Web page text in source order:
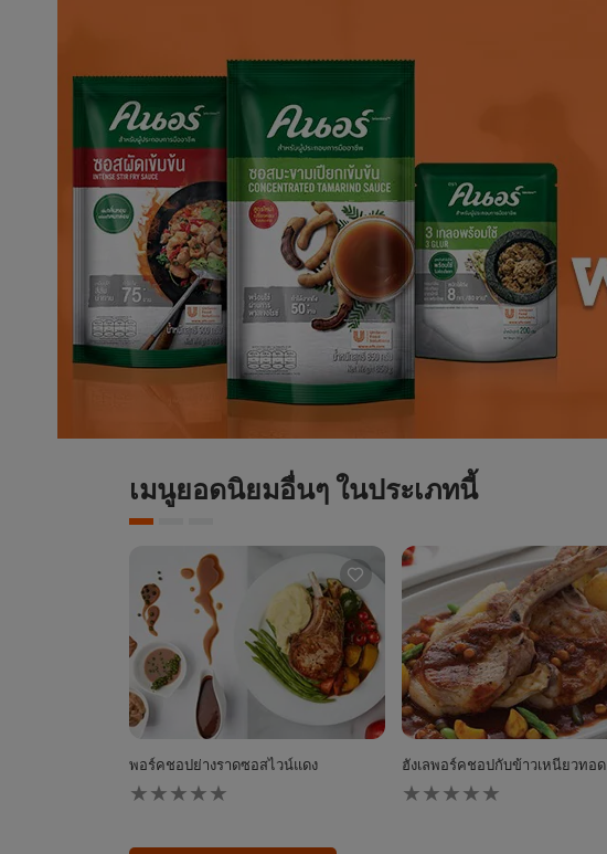
เมนูยอดนิยมอื่นๆ ในประเภทนี้
พอร์คชอปย่างราดซอสไวน์แดง
ไม่มี
การ
คะแนน
ฮังเลพอร์คชอปกับข้าวเหนียวทอด
ไม่มี
การ